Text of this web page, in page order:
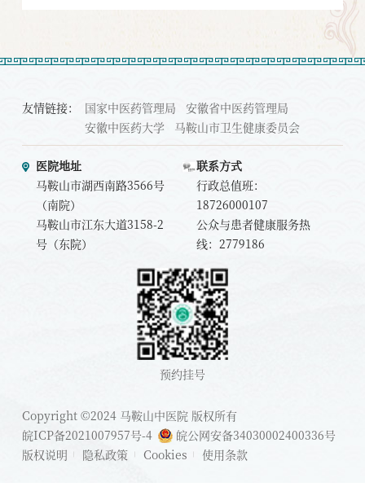
楼（人防工程）平战转换预案编制服务流标公告
友情链接： 国家中医药管理局
安徽省中医药管理局
安徽中医药大学
马鞍山市卫生健康委员会
医院地址
马鞍山市湖西南路3566号
（南院）
马鞍山市江东大道3158-2
号（东院）
联系方式
行政总值班：
18726000107
公众与患者健康服务热
线：2779186
预约挂号
Copyright ©2024 马鞍山中医院 版权所有
皖ICP备2021007957号-4
皖公网安备34030002400336号
版权说明
隐私政策 Cookies 使用条款